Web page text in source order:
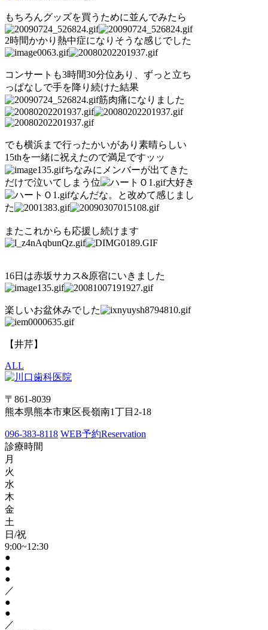
もちろんグッズを買うために並んでみたら
2時間かかり熱中症になりそうな感じでした
コンサートも3時間30分位あり、ずっと立ち
っぱなしで手を降り続けた結果
筋肉痛になりました
でも横浜まで行ったかいがあり素晴らしい
15thを一緒に祝えたので満足ですッッ
ちなみにメンバーが出てきた
だけで泣いてしまう位
大好き
なんだな。と改めて感じまし
た
またこれからも応援し続けます
16日は赤坂サカス&原宿にいきました
楽しいお盆休みでした
【井芹】
ALL
〒861-8039
熊本県熊本市東区長嶺南1丁目2-18
096-383-8118 WEB予約Reservation
診療時間
月
火
水
木
金
土
日/祝
9:00~12:30
●
●
●
／
●
●
／